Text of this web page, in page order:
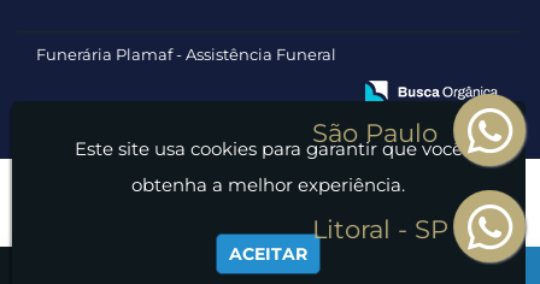
Funerária Plamaf - Assistência Funeral
Este site usa cookies para garantir que você
obtenha a melhor experiência.
ACEITAR